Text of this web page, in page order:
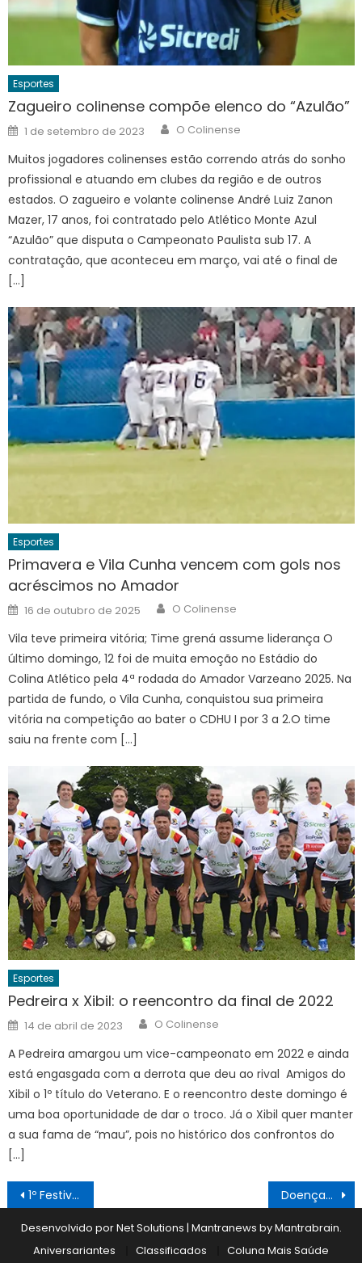
Esportes
Zagueiro colinense compõe elenco do “Azulão”
Posted
on
1 de setembro de 2023 Author
O Colinense
Muitos jogadores colinenses estão correndo atrás do sonho
profissional e atuando em clubes da região e de outros
estados. O zagueiro e volante colinense André Luiz Zanon
Mazer, 17 anos, foi contratado pelo Atlético Monte Azul
“Azulão” que disputa o Campeonato Paulista sub 17. A
contratação, que aconteceu em março, vai até o final de
[…]
Esportes
Primavera e Vila Cunha vencem com gols nos
acréscimos no Amador
Posted
on
16 de outubro de 2025 Author
O Colinense
Vila teve primeira vitória; Time grená assume liderança O
último domingo, 12 foi de muita emoção no Estádio do
Colina Atlético pela 4ª rodada do Amador Varzeano 2025. Na
partida de fundo, o Vila Cunha, conquistou sua primeira
vitória na competição ao bater o CDHU I por 3 a 2.O time
saiu na frente com […]
Esportes
Pedreira x Xibil: o reencontro da final de 2022
Posted
on
14 de abril de 2023 Author
O Colinense
A Pedreira amargou um vice-campeonato em 2022 e ainda
está engasgada com a derrota que deu ao rival Amigos do
Xibil o 1º título do Veterano. E o reencontro deste domingo é
uma boa oportunidade de dar o troco. Já o Xibil quer manter
a sua fama de “mau”, pois no histórico dos confrontos do
[…]
Navegação
de
Post
1º Festival Interno Colinense de Judô reúne cerca de 100 atletas no Ginásio Municipal Doenças respiratórias derrubam doações de sangue
Desenvolvido por Net Solutions | Mantranews byMantrabrain.
Aniversariantes
Classificados
Coluna Mais Saúde